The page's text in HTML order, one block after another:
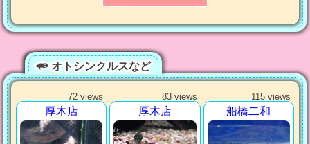
オトシンクルスなど
72 views
厚木店
83 views
厚木店
115 views
船橋二和